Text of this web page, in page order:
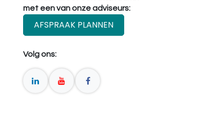
met een van onze adviseurs:
AFSPRAAK PLANNEN
Volg ons: